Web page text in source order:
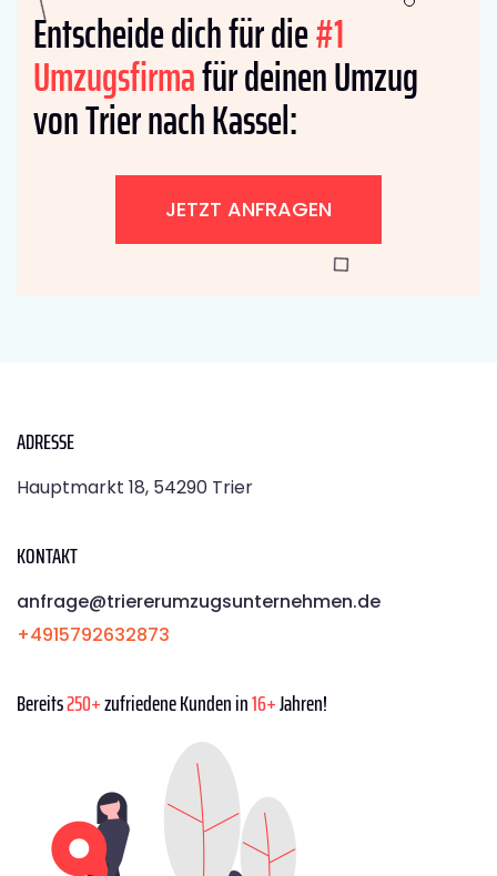
Entscheide dich für die#1
Umzugsfirmafür deinen Umzug
von Trier nach Kassel:
JETZT ANFRAGEN
ADRESSE
Hauptmarkt 18, 54290 Trier
KONTAKT
anfrage@triererumzugsunternehmen.de
+4915792632873
Bereits250+zufriedene Kunden in16+Jahren!